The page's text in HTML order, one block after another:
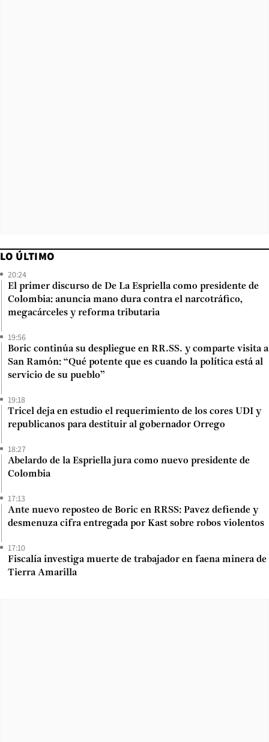
LO ÚLTIMO
20:24
El primer discurso de De La Espriella como presidente de
Colombia: anuncia mano dura contra el narcotráfico,
megacárceles y reforma tributaria
19:56
Boric continúa su despliegue en RR.SS. y comparte visita a
San Ramón: “Qué potente que es cuando la política está al
servicio de su pueblo”
19:18
Tricel deja en estudio el requerimiento de los cores UDI y
republicanos para destituir al gobernador Orrego
18:27
Abelardo de la Espriella jura como nuevo presidente de
Colombia
17:13
Ante nuevo reposteo de Boric en RRSS: Pavez defiende y
desmenuza cifra entregada por Kast sobre robos violentos
17:10
Fiscalía investiga muerte de trabajador en faena minera de
Tierra Amarilla